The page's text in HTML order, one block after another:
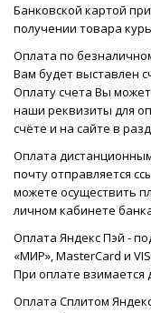
Банковской картой
получении товара
Оплата по
Вам будет выставлен
Оплату счета Вы
наши реквизиты для
счёте и на сайте в
Оплата
почту отправляется
можете осуществить
личном кабинете
Оплата Яндекс Пэй -
«МИР», MasterCard и
При оплате взимается
Оплата Сплитом